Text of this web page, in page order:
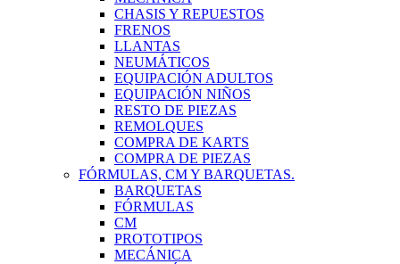
CHASIS Y REPUESTOS
FRENOS
LLANTAS
NEUMÁTICOS
EQUIPACIÓN ADULTOS
EQUIPACIÓN NIÑOS
RESTO DE PIEZAS
REMOLQUES
COMPRA DE KARTS
COMPRA DE PIEZAS
FÓRMULAS, CM Y BARQUETAS.
BARQUETAS
FÓRMULAS
CM
PROTOTIPOS
MECÁNICA